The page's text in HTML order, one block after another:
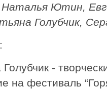
Ютин,
Голубчик,
-
на фестиваль